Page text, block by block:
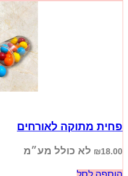
פחית מתוקה לאורחים
₪18.00 לא כולל מע״מ